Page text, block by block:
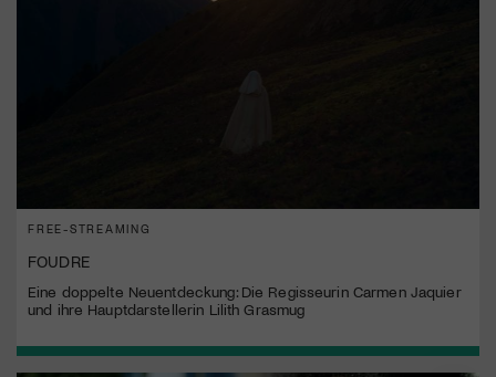
FREE-STREAMING
FOUDRE
Eine doppelte Neuentdeckung: Die Regisseurin Carmen Jaquier
und ihre Hauptdarstellerin Lilith Grasmug